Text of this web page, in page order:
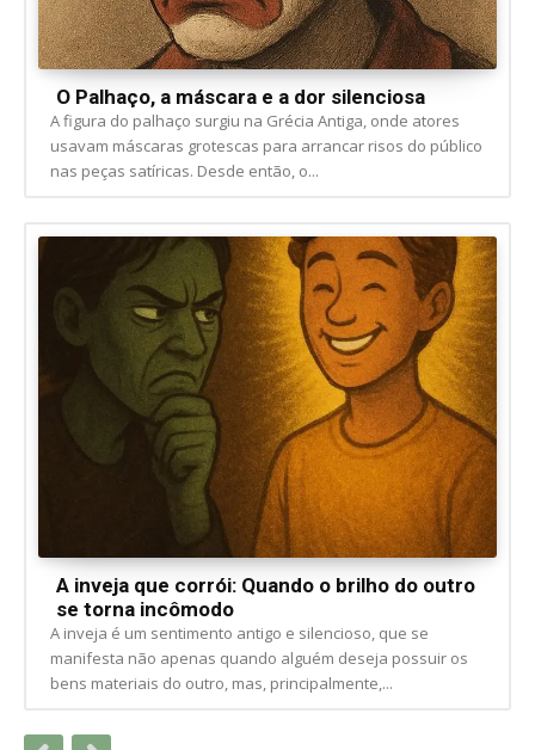
O Palhaço, a máscara e a dor silenciosa
A figura do palhaço surgiu na Grécia Antiga, onde atores
usavam máscaras grotescas para arrancar risos do público
nas peças satíricas. Desde então, o...
A inveja que corrói: Quando o brilho do outro
se torna incômodo
A inveja é um sentimento antigo e silencioso, que se
manifesta não apenas quando alguém deseja possuir os
bens materiais do outro, mas, principalmente,...